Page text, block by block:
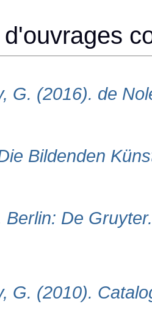
G. (2016). de
Bildenden
Berlin: De Gruyter.
G. (2010).